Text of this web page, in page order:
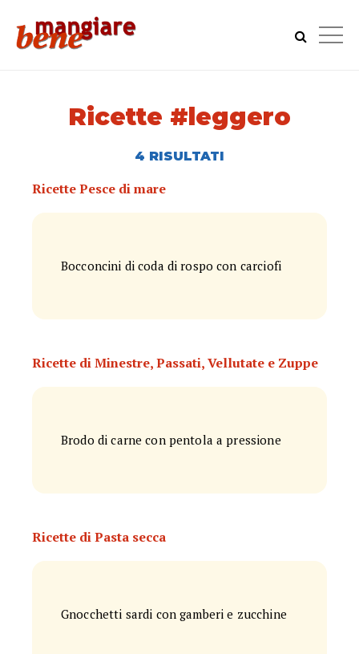
Ricette #leggero
4 RISULTATI
Ricette Pesce di mare
Bocconcini di coda di rospo con carciofi
Ricette di Minestre, Passati, Vellutate e Zuppe
Brodo di carne con pentola a pressione
Ricette di Pasta secca
Gnocchetti sardi con gamberi e zucchine